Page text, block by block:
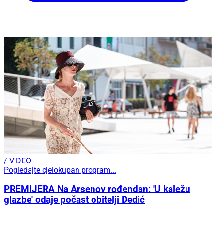
/ VIDEO
Pogledajte cjelokupan program...
PREMIJERA Na Arsenov rođendan: 'U kaležu
glazbe' odaje počast obitelji Dedić